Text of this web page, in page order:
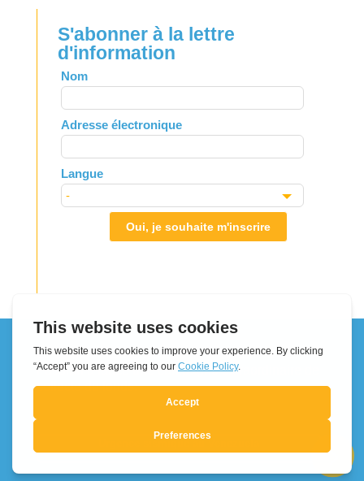
S'abonner à la lettre
d'information
Leave
this
field
blank
Nom
Adresse électronique
Langue
Oui, je souhaite m'inscrire
Urgence
La coordination Urgences du Mouvement des
Focolari a lancé une campagne extraordinaire de
collecte de fonds: